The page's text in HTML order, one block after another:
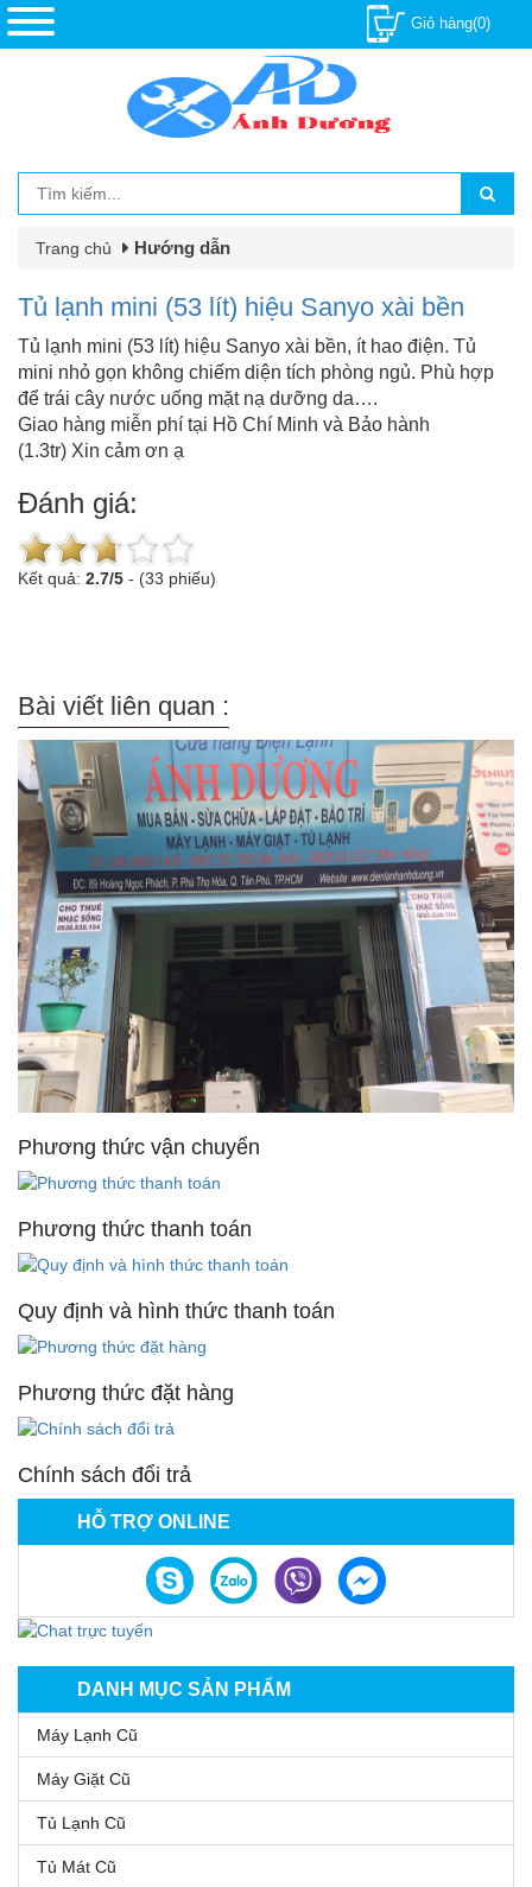
Giỏ hàng(0)
HỖ TRỢ ONLINE
DANH MỤC SẢN PHẨM
Máy Lạnh Cũ
Máy Giặt Cũ
Tủ Lạnh Cũ
Tủ Mát Cũ
Trang chủ Hướng dẫn
Tủ lạnh mini (53 lít) hiệu Sanyo xài bền
Tủ lạnh mini (53 lít) hiệu Sanyo xài bền, ít hao điện. Tủ
mini nhỏ gọn không chiếm diện tích phòng ngủ. Phù hợp
để trái cây nước uống mặt nạ dưỡng da….
Giao hàng miễn phí tại Hồ Chí Minh và Bảo hành
(1.3tr) Xin cảm ơn ạ
Đánh giá:
Kết quả: 2.7/5 - (33 phiếu)
Bài viết liên quan :
Phương thức vận chuyển
Phương thức thanh toán
Quy định và hình thức thanh toán
Phương thức đặt hàng
Chính sách đổi trả